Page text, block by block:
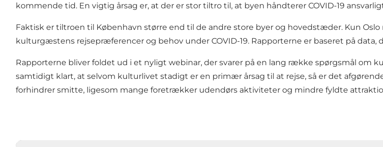
kommende tid. En vigtig årsag er, at der er stor tiltro til, at byen håndterer COVID-19
Faktisk er tiltroen til København større end til de andre store byer og hovedstæder. Kun
kulturgæstens rejsepræferencer og behov under COVID-19. Rapporterne er baseret på data,
Rapporterne bliver foldet ud i et nyligt webinar, der svarer på en lang række spørgsmål om
samtidigt klart, at selvom kulturlivet stadigt er en primær årsag til at rejse, så er det
forhindrer smitte, ligesom mange foretrækker udendørs aktiviteter og mindre fyldte